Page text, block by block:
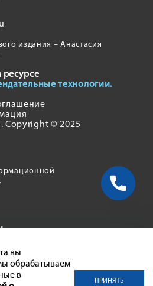
издания – Анастасия
технологии.
Copyright © 2025
вы
обрабатываем
в
ПРИНЯТЬ